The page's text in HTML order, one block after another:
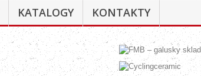
KATALOGY KONTAKTY